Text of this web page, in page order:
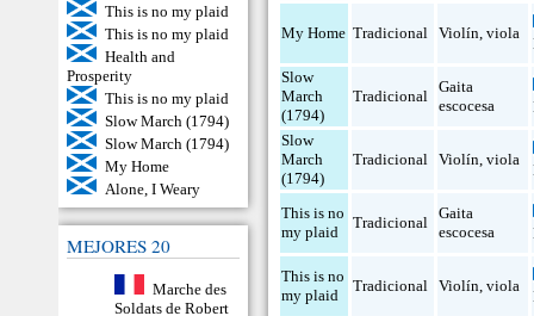
This is no my plaid
This is no my plaid
Health and
Prosperity
This is no my plaid
Slow March (1794)
Slow March (1794)
My Home
Alone, I Weary
MEJORES 20
Marche des
Soldats de Robert
My Home Tradicional Violín,viola
Slow
March
(1794)
Tradicional
Gaita
escocesa
Slow
March
(1794)
Tradicional Violín,viola
This is no
my plaid
Tradicional
Gaita
escocesa
This is no
my plaid
Tradicional Violín,viola